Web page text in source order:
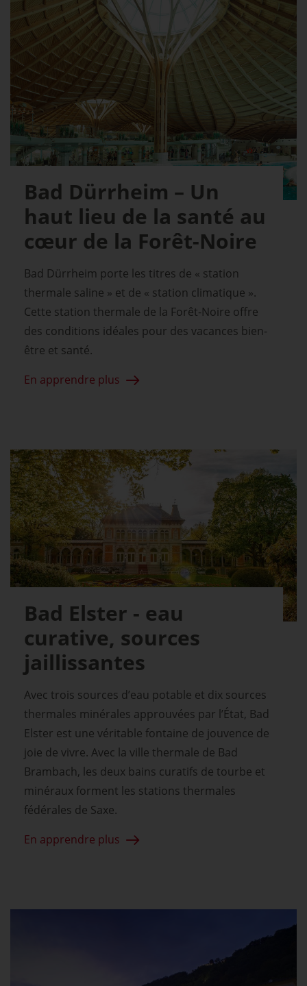
Bad Dürrheim – Un
haut lieu de la santé au
cœur de la Forêt-Noire
Bad Dürrheim porte les titres de « station
thermale saline » et de « station climatique ».
Cette station thermale de la Forêt-Noire offre
des conditions idéales pour des vacances bien-
être et santé.
En apprendre plus
Bad Elster - eau
curative, sources
jaillissantes
Avec trois sources d’eau potable et dix sources
thermales minérales approuvées par l’État, Bad
Elster est une véritable fontaine de jouvence de
joie de vivre. Avec la ville thermale de Bad
Brambach, les deux bains curatifs de tourbe et
minéraux forment les stations thermales
fédérales de Saxe.
En apprendre plus